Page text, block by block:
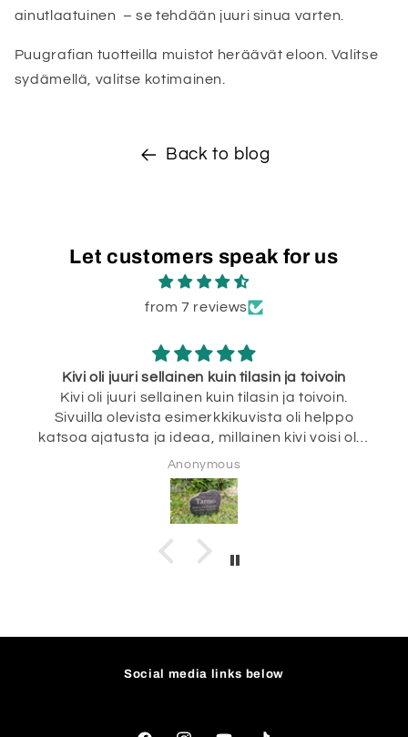
ainutlaatuinen – se tehdään juuri sinua varten.
Puugrafian tuotteilla muistot heräävät eloon. Valitse
sydämellä, valitse kotimainen.
Back to blog
Let customers speak for us
from 7 reviews
Kivi oli juuri sellainen kuin tilasin ja toivoin
Kivi oli juuri sellainen kuin tilasin ja toivoin.
Sivuilla olevista esimerkkikuvista oli helppo
katsoa ajatusta ja ideaa, millainen kivi voisi olla
ja tilaus oli erittäin helppoa. Kivi myös saapui
todella nopealla aikataululla.
Anonymous
Social media links below